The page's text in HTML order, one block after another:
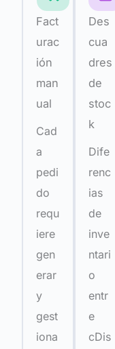
Fact
urac
ión
man
ual
Cad
a
pedi
do
requ
iere
gen
erar
y
gest
iona
Des
cua
dres
de
stoc
k
Dife
renc
ias
de
inve
ntari
o
entr
e
cDis